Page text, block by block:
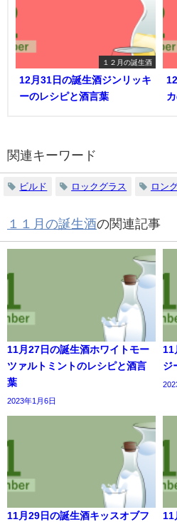
１２月の誕生酒
12月31日の誕生酒ジンリッキ
ーのレシピと酒言葉
関連キーワード
ビルド ロックグラス ロン
１１月の誕生酒の関連記事
11月27日の誕生酒ホワイトモー
ツァルトミントのレシピと酒言
葉
2023年1月6日
11
ジ
11月29日の誕生酒キッスオブフ
11